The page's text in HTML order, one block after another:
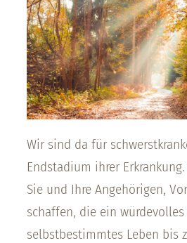
Wir sind da für
Endstadium ihrer
Sie und Ihre Angehörigen,
schaffen, die ein
selbstbestimmtes Leben bis